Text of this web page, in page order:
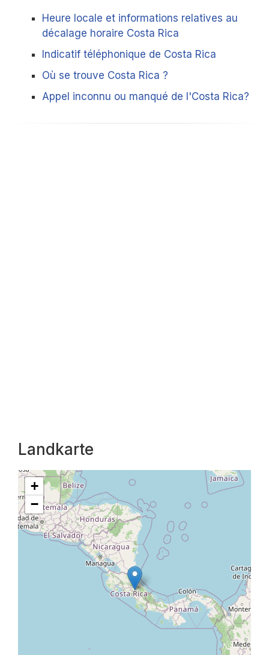
Heure locale et informations relatives au
décalage horaire Costa Rica
Indicatif téléphonique de Costa Rica
Où se trouve Costa Rica ?
Appel inconnu ou manqué de l'Costa Rica?
Landkarte
+
−